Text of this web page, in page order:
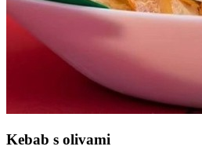
Kebab s olivami